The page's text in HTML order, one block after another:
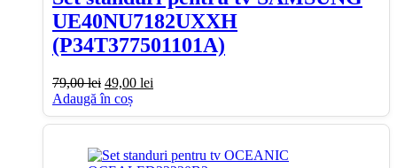
UE40NU7182UXXH
(P34T377501101A)
79,00lei Prețul
inițial
a
fost:
49,00 lei
este:
49,00 lei.
Adaugă în coș